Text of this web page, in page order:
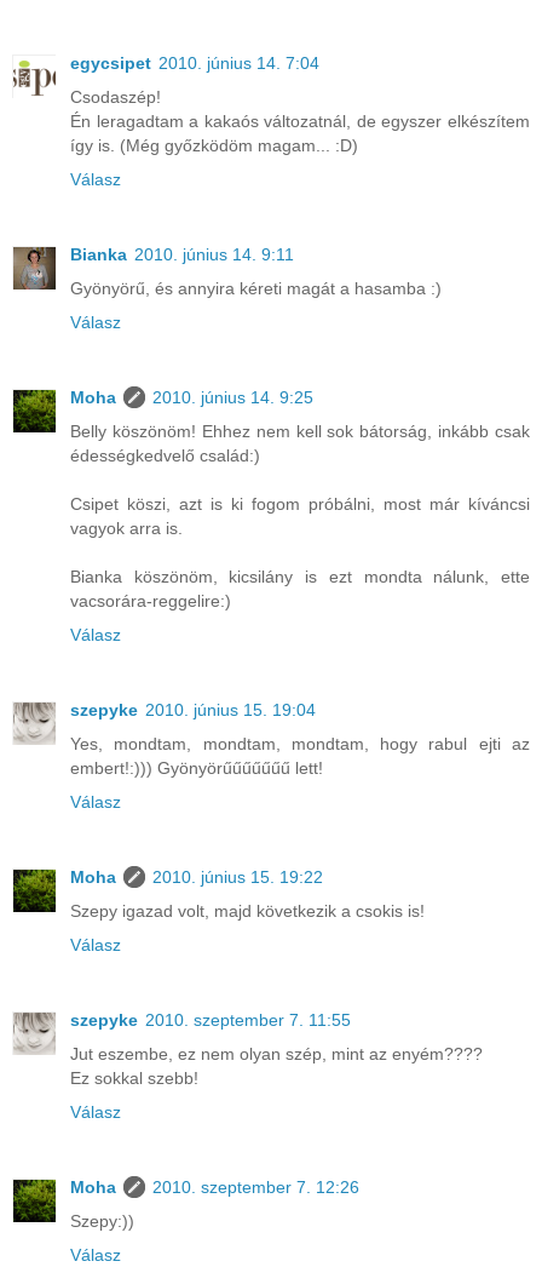
egycsipet 2010. június 14. 7:04
Csodaszép!
Én leragadtam a kakaós változatnál, de egyszer elkészítem
így is. (Még győzködöm magam... :D)
Válasz
Bianka 2010. június 14. 9:11
Gyönyörű, és annyira kéreti magát a hasamba :)
Válasz
Moha
2010. június 14. 9:25
Belly köszönöm! Ehhez nem kell sok bátorság, inkább csak
édességkedvelő család:)
Csipet köszi, azt is ki fogom próbálni, most már kíváncsi
vagyok arra is.
Bianka köszönöm, kicsilány is ezt mondta nálunk, ette
vacsorára-reggelire:)
Válasz
szepyke 2010. június 15. 19:04
Yes, mondtam, mondtam, mondtam, hogy rabul ejti az
embert!:))) Gyönyörűűűűűűű lett!
Válasz
Moha
2010. június 15. 19:22
Szepy igazad volt, majd következik a csokis is!
Válasz
szepyke 2010. szeptember 7. 11:55
Jut eszembe, ez nem olyan szép, mint az enyém????
Ez sokkal szebb!
Válasz
Moha
2010. szeptember 7. 12:26
Szepy:))
Válasz